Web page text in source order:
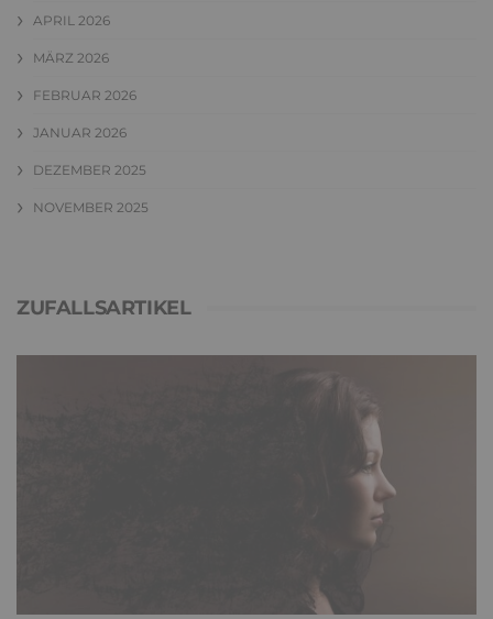
APRIL 2026
MÄRZ 2026
FEBRUAR 2026
JANUAR 2026
DEZEMBER 2025
NOVEMBER 2025
ZUFALLSARTIKEL